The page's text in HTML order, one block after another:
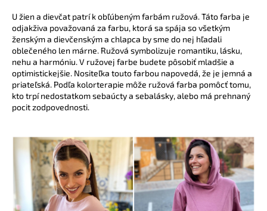
U žien a dievčat patrí k obľúbeným farbám ružová. Táto farba je
odjakživa považovaná za farbu, ktorá sa spája so všetkým
ženským a dievčenským a chlapca by sme do nej hľadali
oblečeného len márne. Ružová symbolizuje romantiku, lásku,
nehu a harmóniu. V ružovej farbe budete pôsobiť mladšie a
optimistickejšie. Nositeľka touto farbou napovedá, že je jemná a
priateľská. Podľa kolorterapie môže ružová farba pomôcť tomu,
kto trpí nedostatkom sebaúcty a sebalásky, alebo má prehnaný
pocit zodpovednosti.
e
n
á
j
s
ť
?
HĽADAŤ